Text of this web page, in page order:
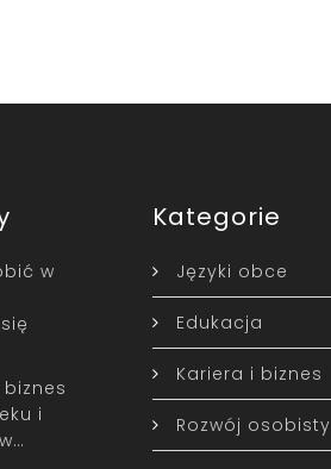
w
i
Kategorie
Języki obce
Edukacja
Kariera i biznes
Rozwój osobisty